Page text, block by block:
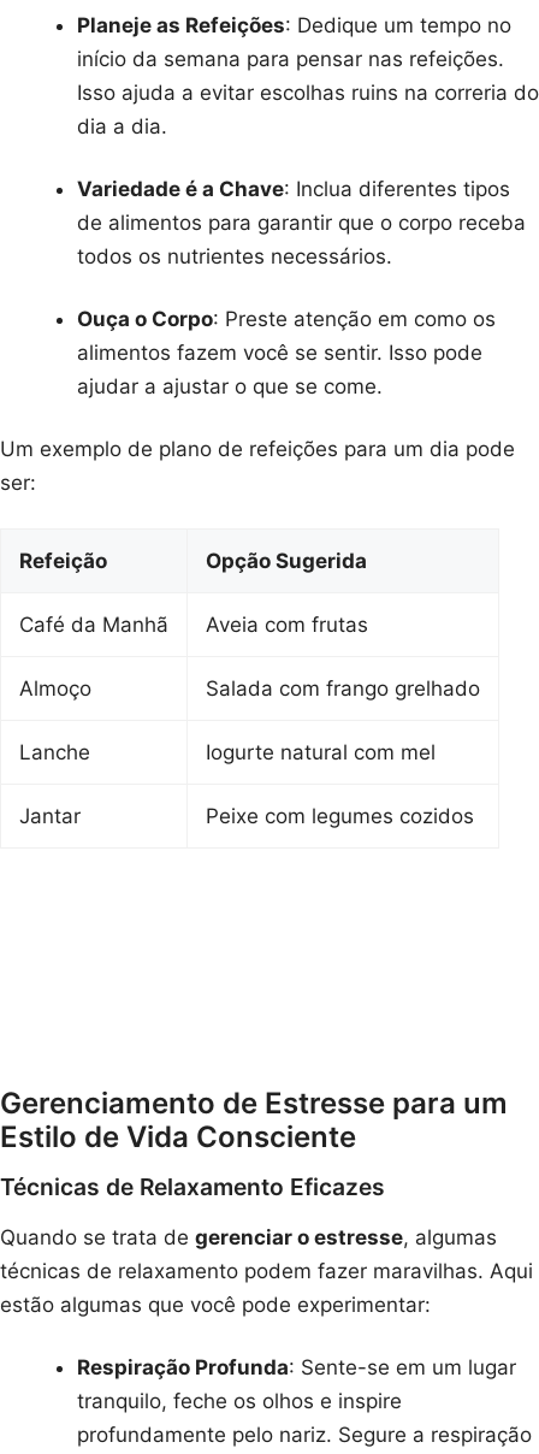
Planeje as Refeições: Dedique um tempo no
início da semana para pensar nas refeições.
Isso ajuda a evitar escolhas ruins na correria do
dia a dia.
Variedade é a Chave: Inclua diferentes tipos
de alimentos para garantir que o corpo receba
todos os nutrientes necessários.
Ouça o Corpo: Preste atenção em como os
alimentos fazem você se sentir. Isso pode
ajudar a ajustar o que se come.
Um exemplo de plano de refeições para um dia pode
ser:
Refeição Opção Sugerida
Café da Manhã Aveia com frutas
Almoço Salada com frango grelhado
Lanche Iogurte natural com mel
Jantar Peixe com legumes cozidos
Gerenciamento de Estresse para um
Estilo de Vida Consciente
Técnicas de Relaxamento Eficazes
Quando se trata de gerenciar o estresse, algumas
técnicas de relaxamento podem fazer maravilhas. Aqui
estão algumas que você pode experimentar:
Respiração Profunda: Sente-se em um lugar
tranquilo, feche os olhos e inspire
profundamente pelo nariz. Segure a respiração